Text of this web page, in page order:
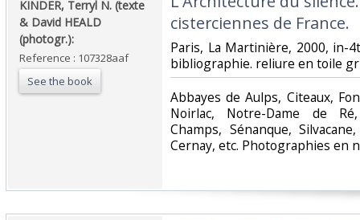
‎KINDER, Terryl N. (texte
& David HEALD
(photogr.):‎
Reference : 107328aaf
See the book
cisterciennes de France. ‎
‎Paris, La Martinière, 2000, in-
bibliographie. reliure en toile
‎Abbayes de Aulps, Citeaux,
Noirlac, Notre-Dame de
Champs, Sénanque,
Cernay, etc. Photographies en